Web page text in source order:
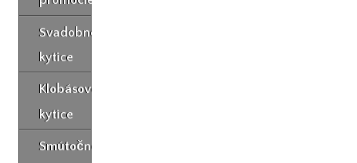
Svadobné
kytice
Klobásové
kytice
Smútočné